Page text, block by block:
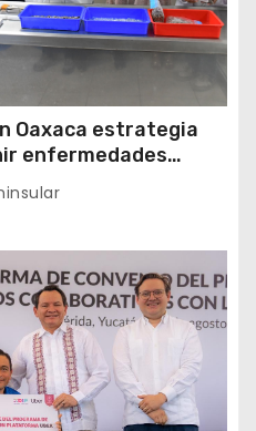
Oaxaca estrategia
enfermedades